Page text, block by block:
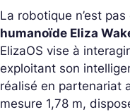
La robotique n’est
humanoïde Eliza
ElizaOS vise à
exploitant son
réalisé en partenariat
mesure 1,78 m,